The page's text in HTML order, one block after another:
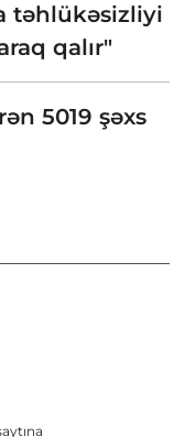
təhlükəsizliyi
qalır"
5019 şəxs